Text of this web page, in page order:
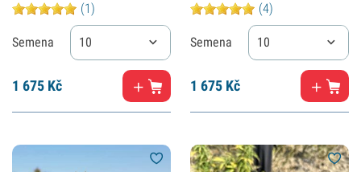
(1)
Semena 10
1 675 Kč
(4)
Semena 10
1 675 Kč